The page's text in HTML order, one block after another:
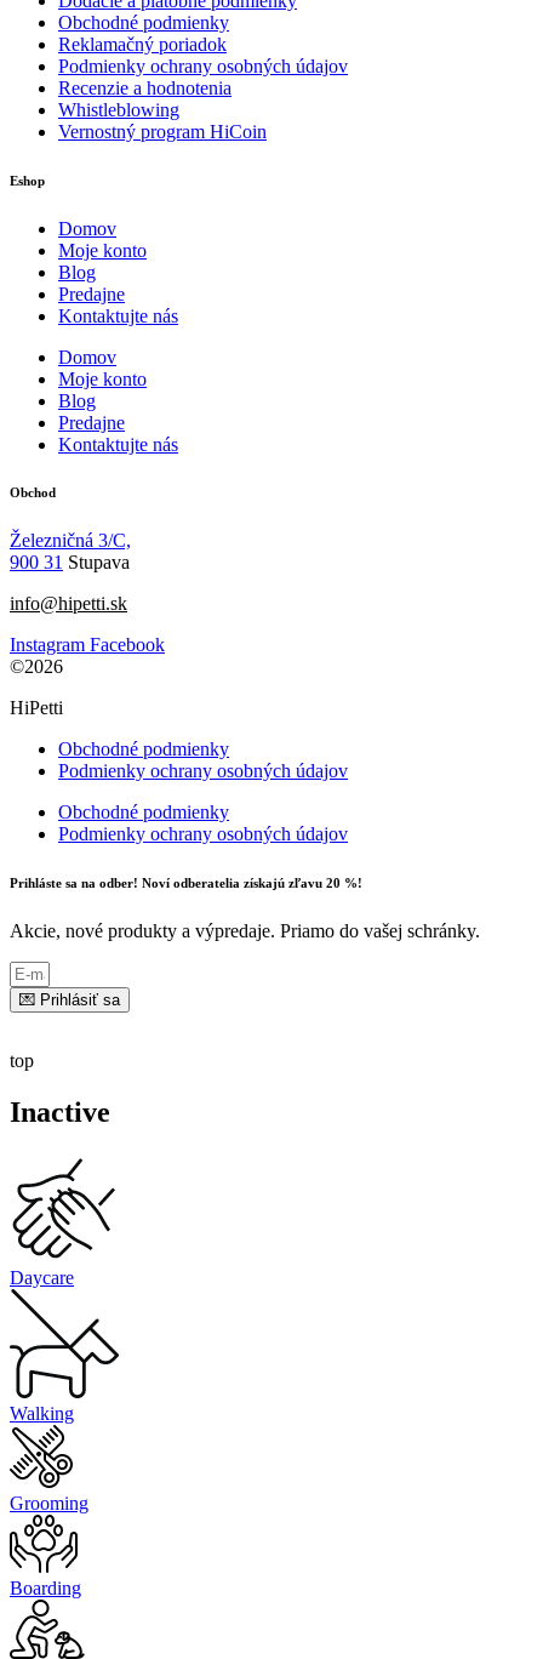
Obchodné podmienky
Reklamačný poriadok
Podmienky ochrany osobných údajov
Recenzie a hodnotenia
Whistleblowing
Vernostný program HiCoin
Eshop
Domov
Moje konto
Blog
Predajne
Kontaktujte nás
Domov
Moje konto
Blog
Predajne
Kontaktujte nás
Obchod
Železničná 3/C,
900 31 Stupava
info@hipetti.sk
Instagram Facebook
©2026
HiPetti
Obchodné podmienky
Podmienky ochrany osobných údajov
Obchodné podmienky
Podmienky ochrany osobných údajov
Prihláste sa na odber! Noví odberatelia získajú zľavu 20 %!
Akcie, nové produkty a výpredaje. Priamo do vašej schránky.
💌 Prihlásiť sa
top
Inactive
Daycare
Walking
Grooming
Boarding